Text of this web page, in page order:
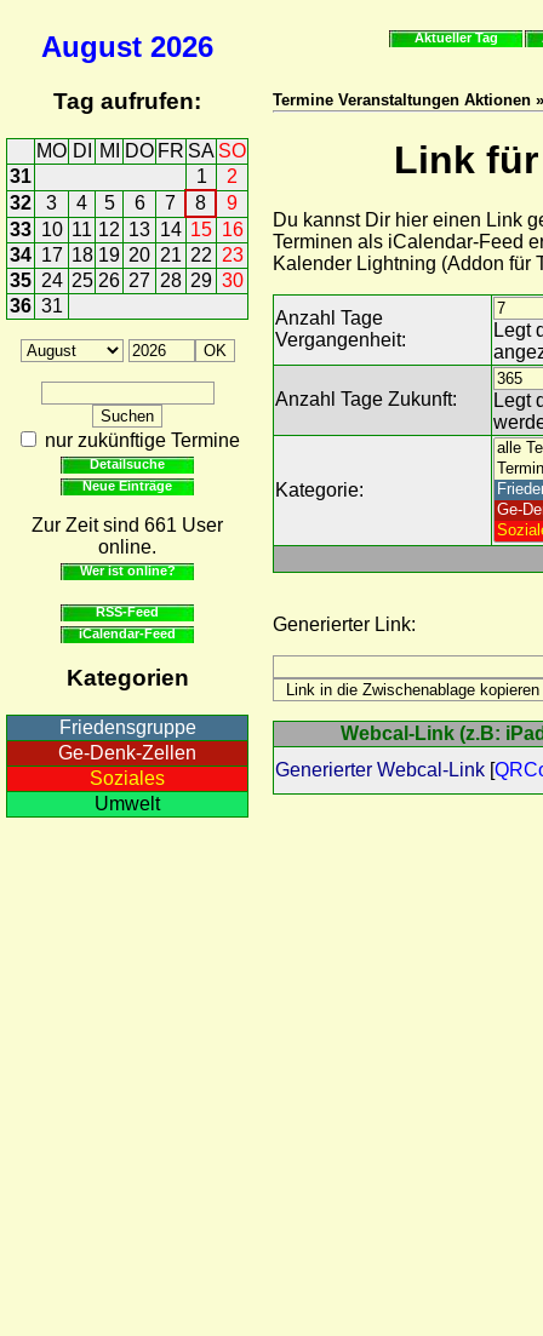
August 2026
Tag aufrufen:
MO DI MI DO FR SA SO
31
1
2
32
3 4 5 6 7 8
9
33 10 11 12 13 14 15 16
34 17 18 19 20 21 22 23
35 24 25 26 27 28 29 30
36 31
nur zukünftige Termine
Detailsuche
Neue Einträge
Zur Zeit sind 661 User
online.
Wer ist online?
RSS-Feed
iCalendar-Feed
Kategorien
Friedensgruppe
Ge-Denk-Zellen
Soziales
Umwelt
Aktueller Tag
Termine Veranstaltungen Aktionen
Link
Du kannst Dir hier einen Link
Terminen als iCalendar-Feed
Kalender Lightning (Addon für
Anzahl Tage
Vergangenheit:
Legt
Anzahl Tage Zukunft:
Legt
Kategorie:
Generierter Link:
Webcal-Link (z.B:
Generierter Webcal-Link [